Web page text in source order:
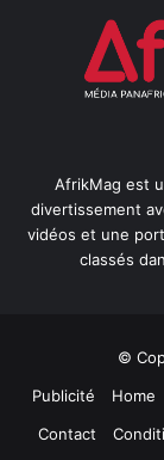
AfrikMag est
divertissement
vidéos et une
classés
©
Publicité
Home
Contact